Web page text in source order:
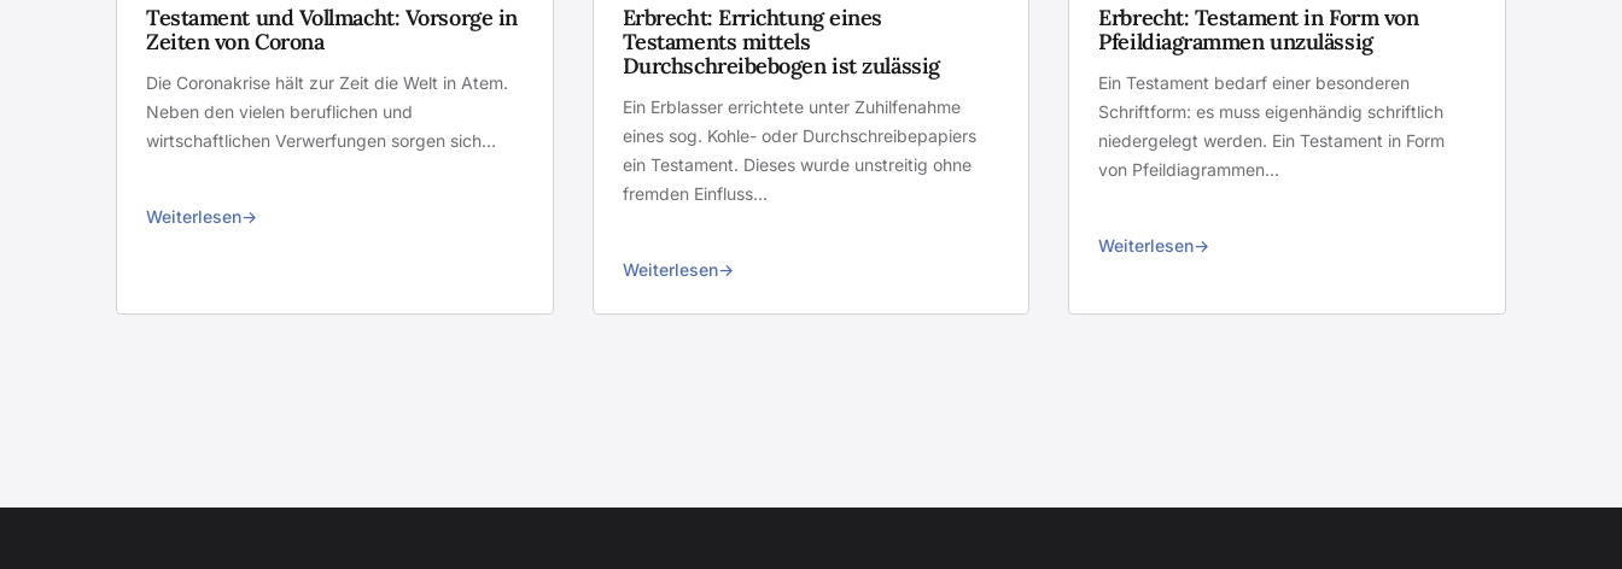
Testament und Vollmacht: Vorsorge in
Zeiten von Corona
Die Coronakrise hält zur Zeit die Welt in Atem.
Neben den vielen beruflichen und
wirtschaftlichen Verwerfungen sorgen sich…
Weiterlesen
Erbrecht: Errichtung eines
Testaments mittels
Durchschreibebogen ist zulässig
Ein Erblasser errichtete unter Zuhilfenahme
eines sog. Kohle- oder Durchschreibepapiers
ein Testament. Dieses wurde unstreitig ohne
fremden Einfluss…
Weiterlesen
Erbrecht: Testament in Form von
Pfeildiagrammen unzulässig
Ein Testament bedarf einer besonderen
Schriftform: es muss eigenhändig schriftlich
niedergelegt werden. Ein Testament in Form
von Pfeildiagrammen…
Weiterlesen